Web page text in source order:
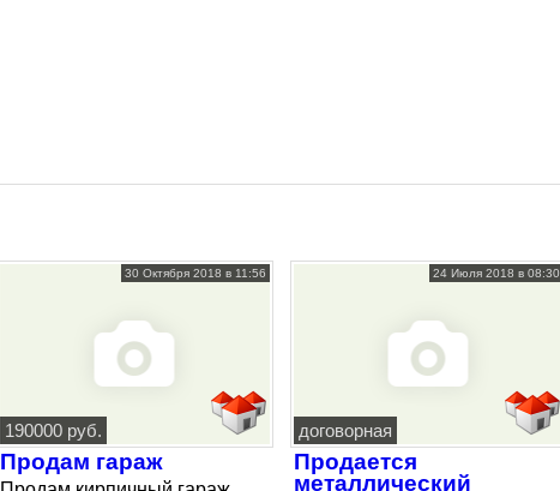
30 Октября 2018 в 11:56
190000 руб.
Продам гараж
24 Июля 2018 в 08:30
договорная
Продается
металлический